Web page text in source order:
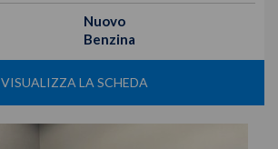
Nuovo
Benzina
VISUALIZZA LA SCHEDA